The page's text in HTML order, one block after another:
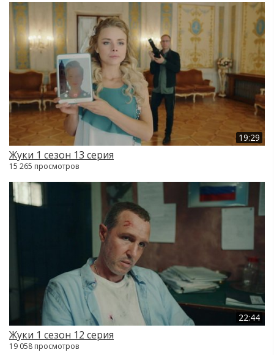
19:29
Жуки 1 сезон 13 серия
15 265 просмотров
22:44
Жуки 1 сезон 12 серия
19 058 просмотров